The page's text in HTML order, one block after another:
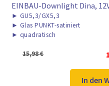
EINBAU-Downlight Dina,
► GU5,3/GX5,3
► Glas PUNKT-satiniert
► quadratisch
15,98€
In den